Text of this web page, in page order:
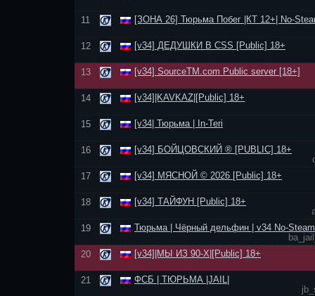
11 [ЗОНА 26] Тюрьма Побег |КТ 12+| No-
12 [v34] ДЕДУШКИ В CSS [Public] 18+
13 [v34] SourceTM.com Public server [18+]
14 [v34]|KAVKAZ|[Public] 18+
15 [v34| Тюрьма | In-Teri
16
[v34] БОЙЦОВСКИЙ ® [PUBLIC] 18+
17
[v34] МЯСНОЙ © 2026 [Public] 18+
18
[v34] ТАЙФУН [Public] 18+
19
Тюрьма | Чёрный дельфин | v34 No-Steam
20
[v34]|МЫ ИЗ 90-Х|[Public] 18+
21
ФСБ | ТЮРЬМА |JAIL|